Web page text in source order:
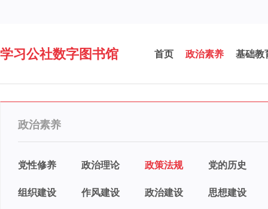
学习公社数字图书馆 首页 政治素养 基础教
政治素养
党性修养 政治理论 政策法规 党的历史
组织建设 作风建设 政治建设 思想建设